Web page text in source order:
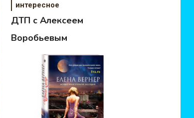
интересное
ДТП с Алексеем
Воробьевым